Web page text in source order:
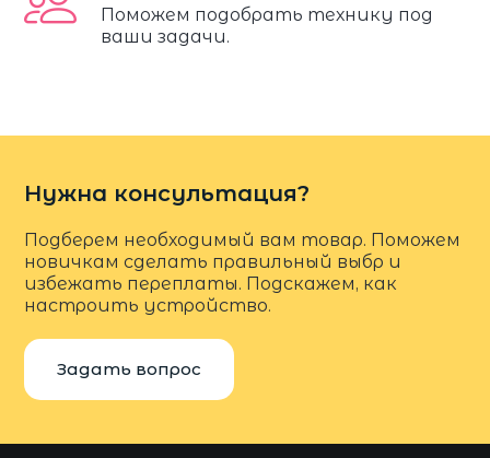
Поможем подобрать технику под
ваши задачи.
Нужна консультация?
Подберем необходимый вам товар. Поможем
новичкам сделать правильный выбр и
избежать переплаты. Подскажем, как
настроить устройство.
Задать вопрос